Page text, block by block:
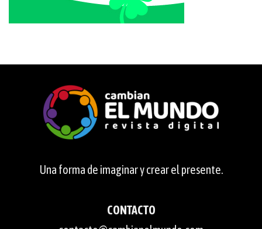
Una forma de imaginar y crear el presente.
CONTACTO